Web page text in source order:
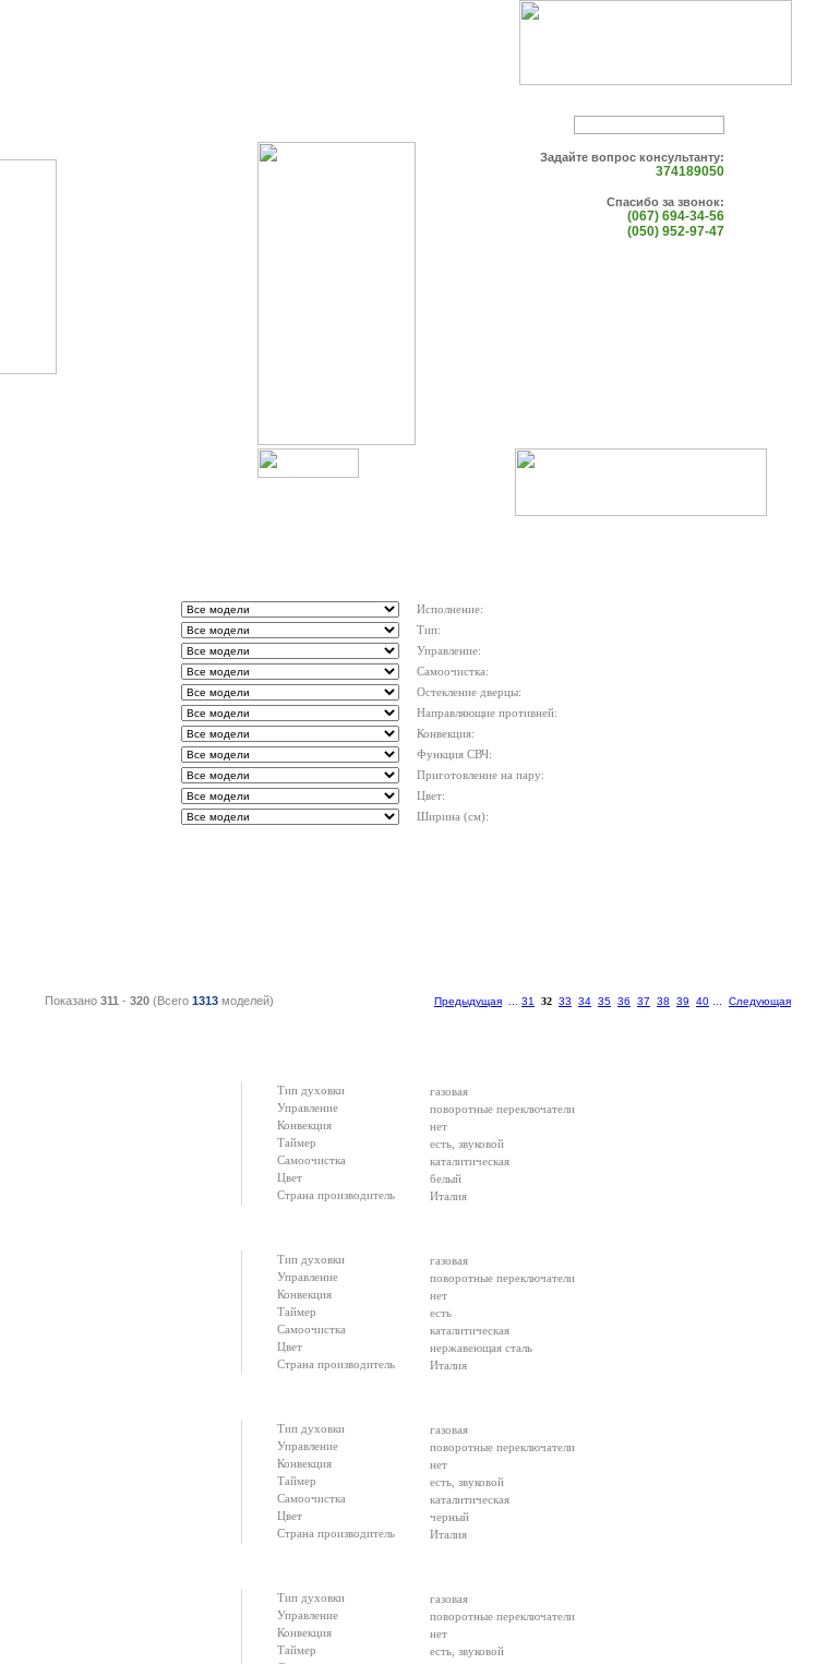
Задайте вопрос консультанту:
374189050
Спасибо за звонок:
(067) 694-34-56
(050) 952-97-47
Исполнение:
Тип:
Управление:
Самоочистка:
Остекление дверцы:
Направляющие противней:
Конвекция:
Функция СВЧ:
Приготовление на пару:
Цвет:
Ширина (см):
Показано 311 - 320(Всего 1313моделей) Предыдущая 31 32 33 34 35 36 37 38 39 40 Следующая
Тип духовки
газовая
Управление
поворотные переключатели
Конвекция
нет
Таймер
есть, звуковой
Самоочистка
каталитическая
Цвет
белый
Страна производитель
Италия
Тип духовки
газовая
Управление
поворотные переключатели
Конвекция
нет
Таймер
есть
Самоочистка
каталитическая
Цвет
нержавеющая сталь
Страна производитель
Италия
Тип духовки
газовая
Управление
поворотные переключатели
Конвекция
нет
Таймер
есть, звуковой
Самоочистка
каталитическая
Цвет
черный
Страна производитель
Италия
Тип духовки
газовая
Управление
поворотные переключатели
Конвекция
нет
Таймер
есть, звуковой